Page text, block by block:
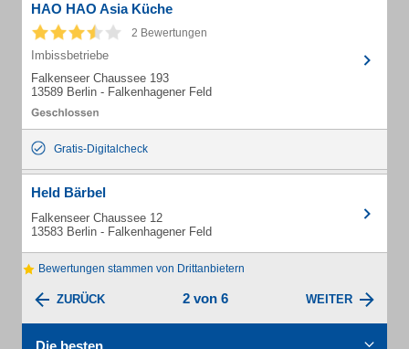
HAO HAO Asia Küche
2 Bewertungen
Imbissbetriebe
Falkenseer Chaussee 193
13589 Berlin - Falkenhagener Feld
Gratis-Digitalcheck
Held Bärbel
Falkenseer Chaussee 12
13583 Berlin - Falkenhagener Feld
Bewertungen stammen von Drittanbietern
ZURÜCK 2 von 6 WEITER